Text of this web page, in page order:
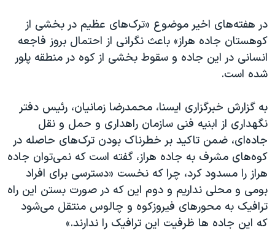
دادگاه حمید نوری
چهل سال گروگان‌گیری
قانون شفافیت دارائی کادر رهبری ایران
اسرائیل در جنگ
نرگس محمدی برنده جایزه نوبل صلح
همایش محافظه‌کاران آمریکا «سی‌پک»
صفحه‌های ویژه
سفر پرزیدنت ترامپ به چین
در هفته‌های اخیر موضوع «ترک‌های عظیم در بخشی از
کوهستان جاده هراز» باعث نگرانی از احتمال بروز فاجعه
انسانی در این جاده و سقوط بخشی از کوه در منطقه پلور
شده است.
به گزارش خبرگزاری ایسنا، محمدرضا زمانیان، رئیس دفتر
نگهداری از ابنیه فنی سازمان راهداری و حمل و نقل
جاده‌ای، ضمن تاکید بر خطرناک بودن ترک‌های حاصله در
کوه‌های مشرف به جاده هراز، گفته است که نمی‌توان جاده
هراز را مسدود کرد، چرا که نخست «دسترسی برای افراد
بومی و محلی نداریم و دوم این که در صورت بستن این راه
ترافیک به محورهای فیروزکوه و چالوس منتقل می‌شود
که این جاده ها ظرفیت این ترافیک را ندارند.»